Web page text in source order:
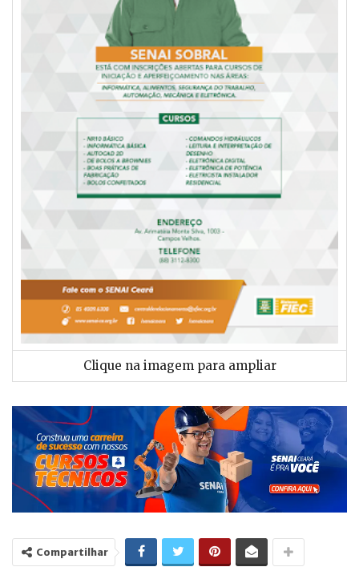
Clique na imagem para ampliar
Compartilhar